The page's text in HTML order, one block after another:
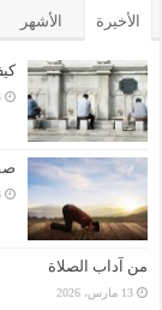
الأخيرة الأشهر
من آداب الصلاة
13 مارس، 2026